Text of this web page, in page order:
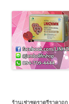
ร้านเช่าชุดราตรีราคาถูก